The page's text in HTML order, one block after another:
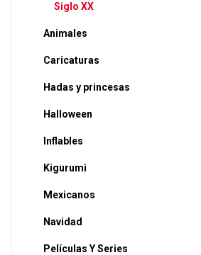
Siglo XX
Animales
Caricaturas
Hadas y princesas
Halloween
Inflables
Kigurumi
Mexicanos
Navidad
Películas Y Series